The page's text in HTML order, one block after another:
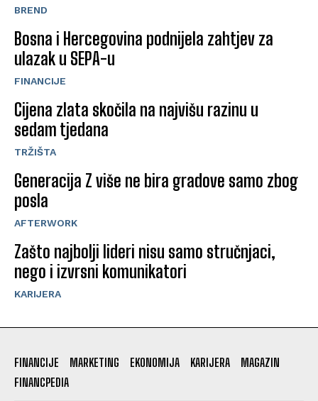
BREND
Bosna i Hercegovina podnijela zahtjev za
ulazak u SEPA-u
FINANCIJE
Cijena zlata skočila na najvišu razinu u
sedam tjedana
TRŽIŠTA
Generacija Z više ne bira gradove samo zbog
posla
AFTERWORK
Zašto najbolji lideri nisu samo stručnjaci,
nego i izvrsni komunikatori
KARIJERA
FINANCIJE MARKETING EKONOMIJA KARIJERA
MAGAZIN
FINANCPEDIA